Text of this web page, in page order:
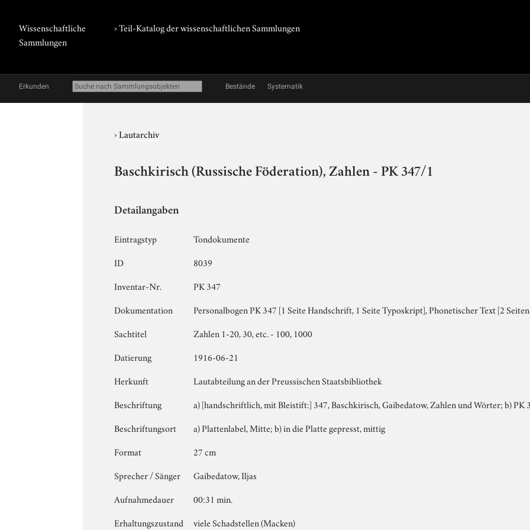
Wissenschaftliche
Sammlungen
› Teil-Katalog der wissenschaftlichen Sammlungen
Erkunden Bestände Systematik
›Lautarchiv
Baschkirisch (Russische Föderation), Zahlen - PK 347/1
Detailangaben
Eintragstyp
Tondokumente
ID
8039
Inventar-Nr.
PK 347
Dokumentation
Personalbogen PK 347 [1 Seite Handschrift, 1 Seite Typoskript], Phonetischer Text [2
Sachtitel
Zahlen 1-20, 30, etc. - 100, 1000
Datierung
1916-06-21
Herkunft
Lautabteilung an der Preussischen Staatsbibliothek
Beschriftung
a) [handschriftlich, mit Bleistift:] 347, Baschkirisch, Gaibedatow, Zahlen und Wörter; b) PK
Beschriftungsort
a) Plattenlabel, Mitte; b) in die Platte gepresst, mittig
Format
27 cm
Sprecher / Sänger
Gaibedatow, Iljas
Aufnahmedauer
00:31 min.
Erhaltungszustand
viele Schadstellen (Macken)